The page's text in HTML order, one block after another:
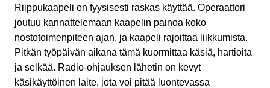
Riippukaapeli on fyysisesti raskas käyttää. Operaattori
joutuu kannattelemaan kaapelin painoa koko
nostotoimenpiteen ajan, ja kaapeli rajoittaa liikkumista.
Pitkän työpäivän aikana tämä kuormittaa käsiä, hartioita
ja selkää. Radio-ohjauksen lähetin on kevyt
käsikäyttöinen laite, jota voi pitää luontevassa